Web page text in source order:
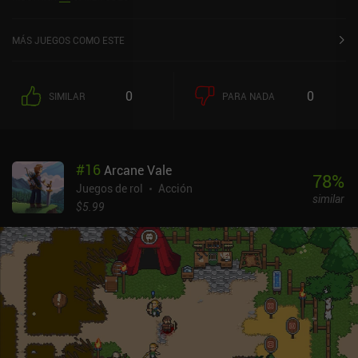
MÁS JUEGOS COMO ESTE
SIMILAR 0 PARA NADA 0
#16Arcane Vale
Juegos de rol
Acción
$5.99
78%
similar